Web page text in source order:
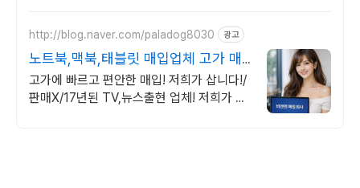
http://blog.naver.com/paladog8030 광고
노트북,맥북,태블릿 매입업체 고가 매
입 회사
고가에 빠르고 편안한 매입! 저희가 삽니다!/
판매X/17년된 TV,뉴스출현 업체! 저희가 고